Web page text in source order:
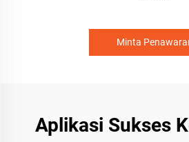
Minta
Aplikasi Sukses